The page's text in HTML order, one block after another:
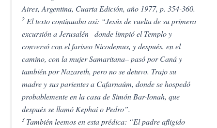
Aires, Argentina, Cuarta Edición, año 1977, p. 354-360.
2 El texto continuaba así: “Jesús de vuelta de su primera
excursión a Jerusalén –dondelimpióel Templo y
conversó con el fariseo Nicodemus, y después, en el
camino, con la mujer Samaritana– pasó por Caná y
también por Nazareth, pero no se detuvo. Trajo su
madre y sus parientes a Cafarnaúm, donde se hospedó
probablemente en la casa de Simón Bar-Ionah, que
después se llamó Kephai o Pedro”.
3 También leemos en esta prédica: “El padre afligido